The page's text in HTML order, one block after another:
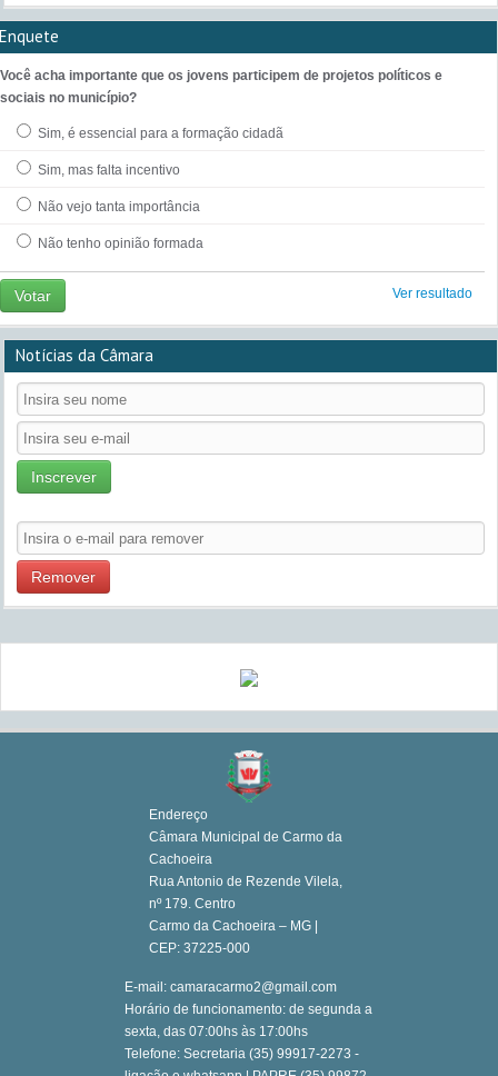
Enquete
Você acha importante que os jovens participem de projetos políticos e
sociais no município?
Sim, é essencial para a formação cidadã
Sim, mas falta incentivo
Não vejo tanta importância
Não tenho opinião formada
Votar Ver resultado
Notícias da Câmara
Inscrever
Remover
Endereço
Câmara Municipal de Carmo da
Cachoeira
Rua Antonio de Rezende Vilela,
nº 179. Centro
Carmo da Cachoeira – MG |
CEP: 37225-000
E-mail: camaracarmo2@gmail.com
Horário de funcionamento: de segunda a
sexta, das 07:00hs às 17:00hs
Telefone: Secretaria (35) 99917-2273 -